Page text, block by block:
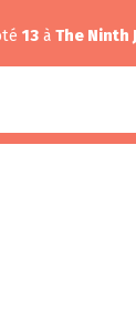
The Ninth Jedi